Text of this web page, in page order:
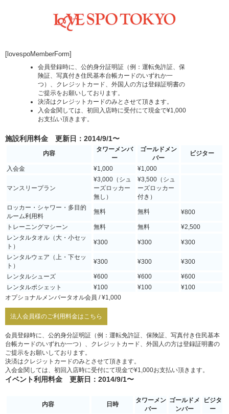
[lovespoMemberForm]
会員登録時に、公的身分証明証（例：運転免許証、保
険証、写真付き住民基本台帳カードのいずれか一
つ）、クレジットカード、外国人の方は登録証明書の
ご提示をお願いしております。
決済はクレジットカードのみとさせて頂きます。
入会金関しては、初回入店時に受付にて現金で¥1,000
お支払い頂きます。
施設利用料金 更新日：2014/9/1〜
内容
タワーメンバ
ー
ゴールドメン
バー
ビジター
入会金 ¥1,000 ¥1,000
マンスリープラン
¥3,000（シュ
ーズロッカー
無し）
¥3,500（シュ
ーズロッカー
付き）
ロッカー・シャワー・多目的
ルーム利用料
無料 無料 ¥800
トレーニングマシーン 無料 無料
¥2,500
レンタルタオル（大・小セッ
ト）
¥300 ¥300 ¥300
レンタルウェア（上・下セッ
ト）
¥300 ¥300 ¥300
レンタルシューズ ¥600 ¥600
¥600
レンタルポシェット
¥100 ¥100
¥100
オプショナルメンバータオル会員 / ¥1,000
法人会員様のご利用料金はこちら
会員登録時に、公的身分証明証（例：運転免許証、保険証、写真付き住民基本
台帳カードのいずれか一つ）、クレジットカード、外国人の方は登録証明書の
ご提示をお願いしております。
決済はクレジットカードのみとさせて頂きます。
入会金関しては、初回入店時に受付にて現金で¥1,000お支払い頂きます。
イベント利用料金 更新日：2014/9/1〜
内容 日時
タワーメン
バー
ゴールドメ
ンバー
ビジタ
ー